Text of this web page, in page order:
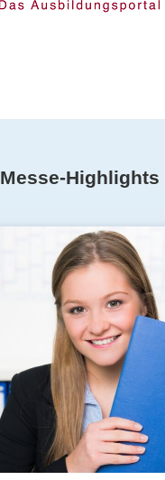
Messe-Highlights